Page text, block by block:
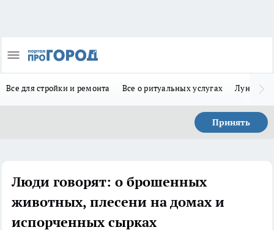
Все для стройки и ремонта Все о ритуальных услугах Лунно-
Принять
Люди говорят: о брошенных
животных, плесени на домах и
испорченных сырках